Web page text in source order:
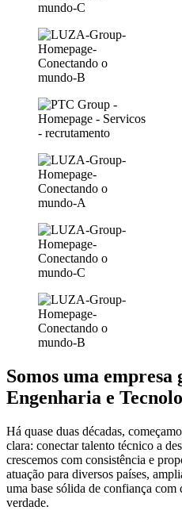
Somos uma empresa
Engenharia e
Há quase duas décadas,
clara: conectar talento técnico a
crescemos com consistência e
atuação para diversos países,
uma base sólida de confiança com
verdade.